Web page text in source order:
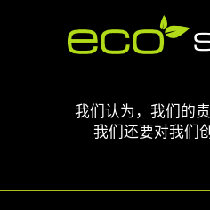
我们认为，我们的
我们还要对我们